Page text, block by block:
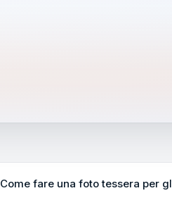
Come fare una foto tessera per